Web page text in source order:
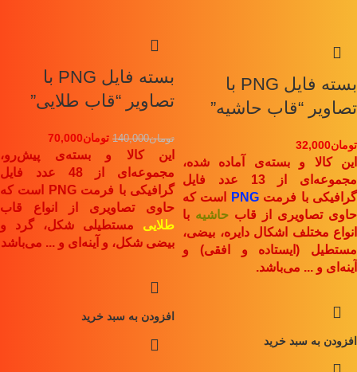
بسته فایل PNG با
تصاویر “قاب حاشیه”
تومان32,000
این کالا و بسته‌ی آماده شده،
مجموعه‌ای از 13 عدد فایل
گرافیکی با فرمتPNG
است که
حاوی تصاویری از قاب‌ حاشیه با
انواع مختلف اشکال دایره، بیضی،
مستطیل (ایستاده و افقی) و
آینه‌ای و ... می‌باشد.
افزودن به سبد خرید
بسته فایل PNG با
تصاویر “قاب طلایی”
تومان140,000 تومان70,000
این کالا و بسته‌ی پیش‌رو،
مجموعه‌ای از 48 عدد فایل
گرافیکی با فرمت PNG است که
حاوی تصاویری از انواع قاب‌
طلایی مستطیلی شکل، گرد و
بیضی شکل، و آینه‌ای و ... می‌باشد
افزودن به سبد خرید